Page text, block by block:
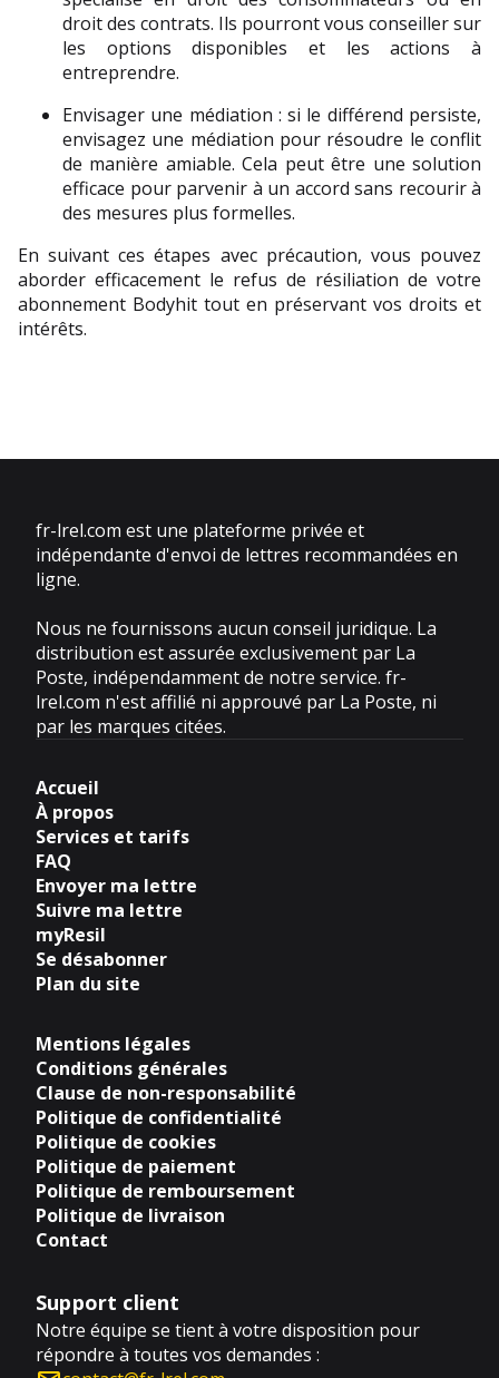
droit des contrats. Ils pourront vous conseiller sur
les options disponibles et les actions à
entreprendre.
Envisager une médiation : si le différend persiste,
envisagez une médiation pour résoudre le conflit
de manière amiable. Cela peut être une solution
efficace pour parvenir à un accord sans recourir à
des mesures plus formelles.
En suivant ces étapes avec précaution, vous pouvez
aborder efficacement le refus de résiliation de votre
abonnement Bodyhit tout en préservant vos droits et
intérêts.
fr-lrel.com est une plateforme privée et
indépendante d'envoi de lettres recommandées en
ligne.
Nous ne fournissons aucun conseil juridique. La
distribution est assurée exclusivement par La
Poste, indépendamment de notre service. fr-
lrel.com n'est affilié ni approuvé par La Poste, ni
par les marques citées.
Accueil
À propos
Services et tarifs
FAQ
Envoyer ma lettre
Suivre ma lettre
myResil
Se désabonner
Plan du site
Mentions légales
Conditions générales
Clause de non-responsabilité
Politique de confidentialité
Politique de cookies
Politique de paiement
Politique de remboursement
Politique de livraison
Contact
Support client
Notre équipe se tient à votre disposition pour
répondre à toutes vos demandes :